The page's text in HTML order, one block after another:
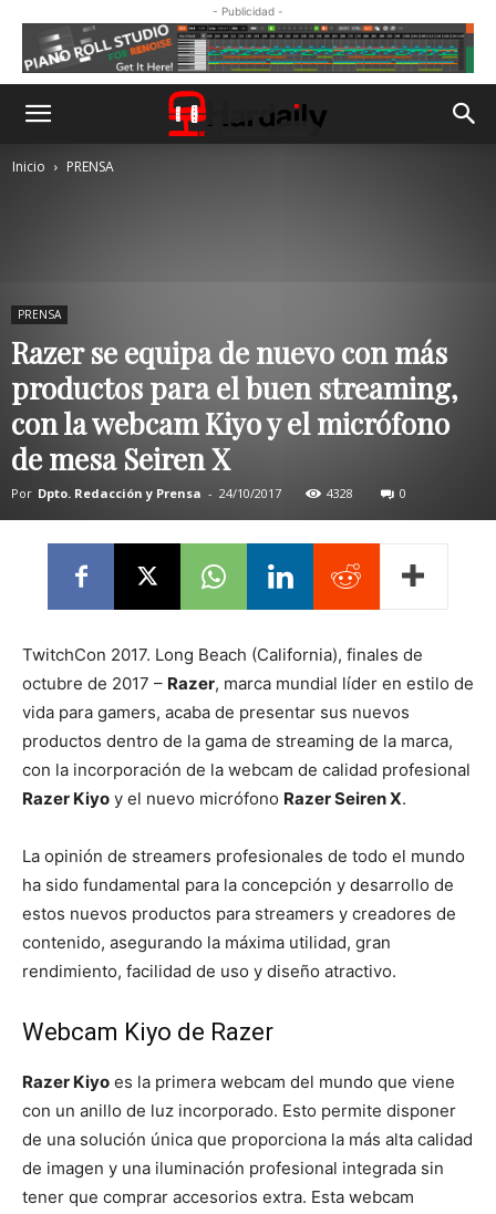
- Publicidad -
Inicio PRENSA
PRENSA
Razer se equipa de nuevo con más
productos para el buen streaming,
con la webcam Kiyo y el micrófono
de mesa Seiren X
Por Dpto. Redacción y Prensa - 24/10/2017 4328 0
TwitchCon 2017. Long Beach (California), finales de
octubre de 2017 – Razer, marca mundial líder en estilo de
vida para gamers, acaba de presentar sus nuevos
productos dentro de la gama de streaming de la marca,
con la incorporación de la webcam de calidad profesional
Razer Kiyo y el nuevo micrófono Razer Seiren X.
La opinión de streamers profesionales de todo el mundo
ha sido fundamental para la concepción y desarrollo de
estos nuevos productos para streamers y creadores de
contenido, asegurando la máxima utilidad, gran
rendimiento, facilidad de uso y diseño atractivo.
Webcam Kiyo de Razer
Razer Kiyo es la primera webcam del mundo que viene
con un anillo de luz incorporado. Esto permite disponer
de una solución única que proporciona la más alta calidad
de imagen y una iluminación profesional integrada sin
tener que comprar accesorios extra. Esta webcam